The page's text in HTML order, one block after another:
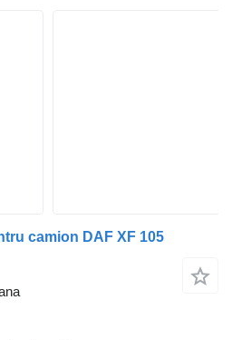
camion DAF XF 105